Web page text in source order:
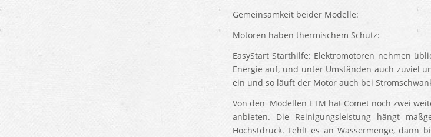
Gemeinsamkeit beider Modelle:
Motoren haben thermischem Schutz:
EasyStart Starthilfe: Elektromotoren nehmen
Energie auf, und unter Umständen auch zuviel
ein und so läuft der Motor auch bei
Von den Modellen ETM hat Comet noch zwei
anbieten. Die Reinigungsleistung hängt
Höchstdruck. Fehlt es an Wassermenge,